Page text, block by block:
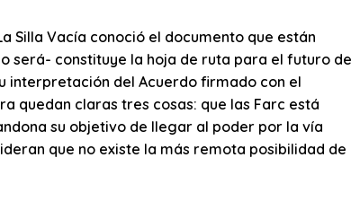
Silla Vacía conoció el documento que están
será- constituye la hoja de ruta para el futuro de
interpretación del Acuerdo firmado con el
quedan claras tres cosas: que las Farc está
su objetivo de llegar al poder por la vía
que no existe la más remota posibilidad de